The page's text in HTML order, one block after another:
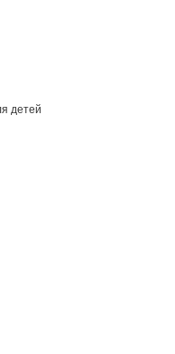
детей